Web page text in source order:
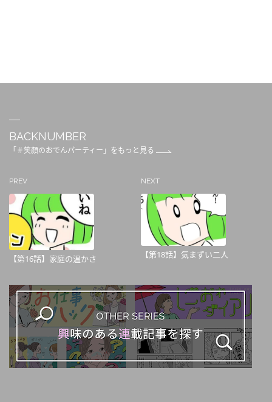
BACKNUMBER
「＃笑顔のおでんパーティー」をもっと見る
PREV
【第16話】家庭の温かさ
NEXT
【第18話】気まずい二人